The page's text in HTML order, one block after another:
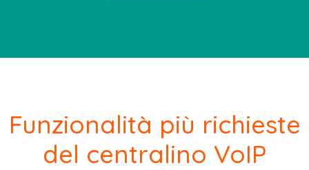
Funzionalità più richieste
del centralino VoIP